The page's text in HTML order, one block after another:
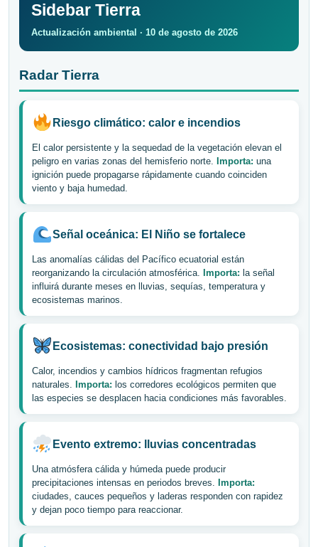
Sidebar Tierra
Actualización ambiental · 10 de agosto de 2026
Radar Tierra
Riesgo climático: calor e incendios
El calor persistente y la sequedad de la vegetación elevan el
peligro en varias zonas del hemisferio norte. Importa: una
ignición puede propagarse rápidamente cuando coinciden
viento y baja humedad.
Señal oceánica: El Niño se fortalece
Las anomalías cálidas del Pacífico ecuatorial están
reorganizando la circulación atmosférica. Importa: la señal
influirá durante meses en lluvias, sequías, temperatura y
ecosistemas marinos.
Ecosistemas: conectividad bajo presión
Calor, incendios y cambios hídricos fragmentan refugios
naturales. Importa: los corredores ecológicos permiten que
las especies se desplacen hacia condiciones más favorables.
Evento extremo: lluvias concentradas
Una atmósfera cálida y húmeda puede producir
precipitaciones intensas en periodos breves. Importa:
ciudades, cauces pequeños y laderas responden con rapidez
y dejan poco tiempo para reaccionar.